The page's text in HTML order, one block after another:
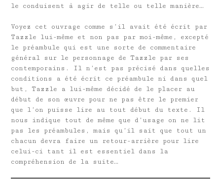
le conduisent à agir de telle ou telle manière…
Voyez cet ouvrage comme s’il avait été écrit par
Tazzle lui-même et non pas par moi-même, excepté
le préambule qui est une sorte de commentaire
général sur le personnage de Tazzle par ses
contemporains. Il n’est pas précisé dans quelles
conditions a été écrit ce préambule ni dans quel
but, Tazzle a lui-même décidé de le placer au
début de son œuvre pour ne pas être le premier
que l’on puisse lire au tout début du texte. Il
nous indique tout de même que d’usage on ne lit
pas les préambules, mais qu’il sait que tout un
chacun devra faire un retour-arrière pour lire
celui-ci tant il est essentiel dans la
compréhension de la suite…